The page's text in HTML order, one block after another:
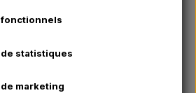
statistiques
marketing